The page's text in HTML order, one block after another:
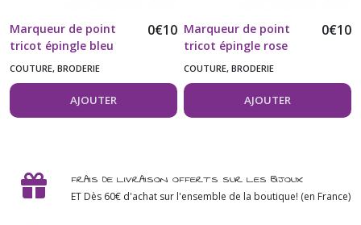
Marqueur de point
tricot épingle bleu
vendu à l'unité
0€10
COUTURE, BRODERIE
AJOUTER
Marqueur de point
tricot épingle rose
vendu à l'unité
0€10
COUTURE, BRODERIE
AJOUTER
FRAIS DE LIVRAISON OFFERTS SUR LES BIJOUX
ET Dès 60€ d'achat sur l'ensemble de la boutique! (en France)